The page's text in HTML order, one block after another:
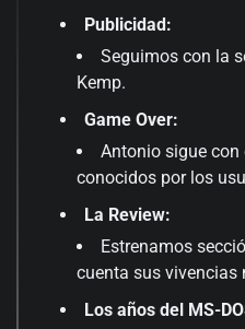
Publicidad:
Seguimos con la
Kemp.
Game Over:
Antonio sigue con
conocidos por los
La Review:
Estrenamos
cuenta sus vivencias
Los años del MS-